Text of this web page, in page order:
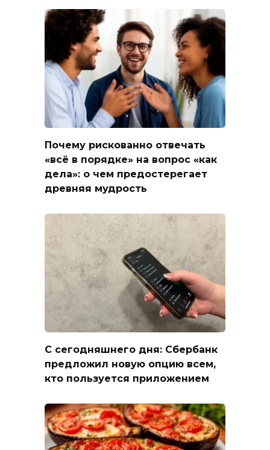
Почему рискованно отвечать
«всё в порядке» на вопрос «как
дела»: о чем предостерегает
древняя мудрость
С сегодняшнего дня: Сбербанк
предложил новую опцию всем,
кто пользуется приложением